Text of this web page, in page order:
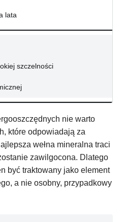
lata
szczelności
nie warto
które odpowiadają za
wełna mineralna traci
zawilgocona. Dlatego
być traktowany jako element
a nie osobny, przypadkowy